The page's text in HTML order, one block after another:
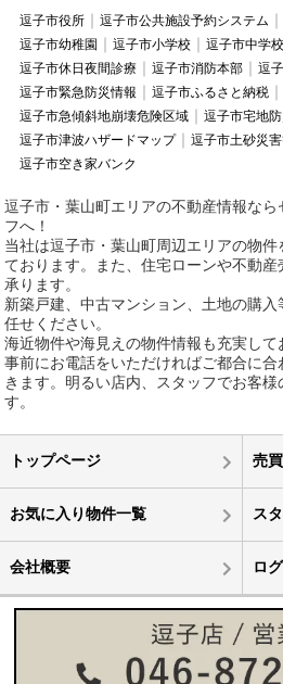
逗子市役所 逗子市公共施設予約システム
逗子市幼稚園
逗子市小学校 逗子市中学校
逗子市休日夜間診療
逗子市消防本部
逗
逗子市緊急防災情報
逗子市ふるさと納税
逗子市急傾斜地崩壊危険区域
逗子市宅地
逗子市津波ハザードマップ
逗子市土砂災
逗子市空き家バンク
逗子市・葉山町エリアの不動産情報な
フへ！
当社は逗子市・葉山町周辺エリアの物
ております。また、住宅ローンや不動
承ります。
新築戸建、中古マンション、土地の購
任せください。
海近物件や海見えの物件情報も充実して
事前にお電話をいただければご都合に
きます。明るい店内、スタッフでお客
す。
トップページ 売
お気に入り物件一覧 ス
会社概要 ロ